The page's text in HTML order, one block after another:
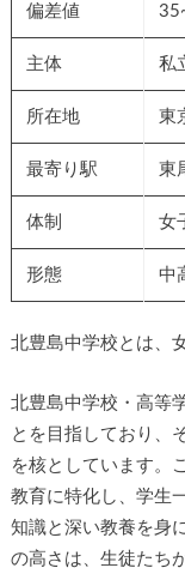
偏差値
主体 私
所在地 東
最寄り駅 東
体制 女
形態 中
北豊島中学校とは、
北豊島中学校・高等
とを目指しており、
を核としています。
教育に特化し、学生
知識と深い教養を身
の高さは、生徒たち